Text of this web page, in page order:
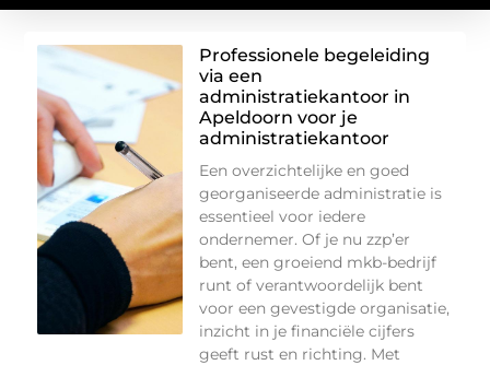
Professionele begeleiding
via een
administratiekantoor in
Apeldoorn voor je
administratiekantoor
Een overzichtelijke en goed
georganiseerde administratie is
essentieel voor iedere
ondernemer. Of je nu zzp’er
bent, een groeiend mkb-bedrijf
runt of verantwoordelijk bent
voor een gevestigde organisatie,
inzicht in je financiële cijfers
geeft rust en richting. Met